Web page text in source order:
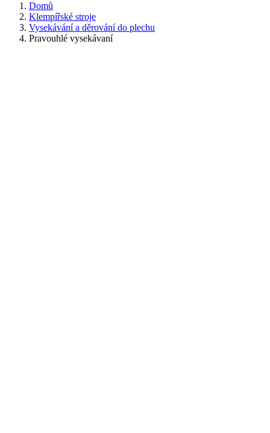
Domů
Klempířské stroje
Vysekávání a děrování do plechu
Pravouhlé vysekávaní